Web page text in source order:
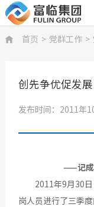
 首页 > 党群工作 >
创先争优促发
发布时间：2011年
——记成
2011年9月30
岗人员进行了三季度